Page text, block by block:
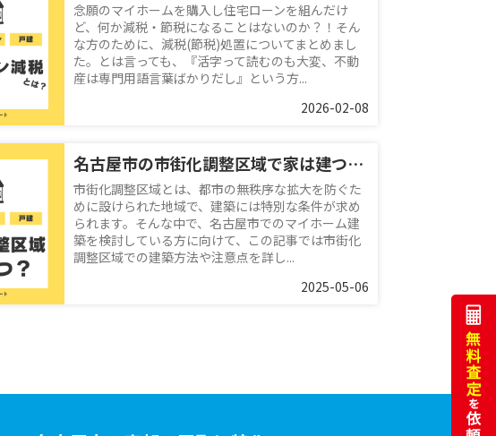
念願のマイホームを購入し住宅ローンを組んだけ
ど、何か減税・節税になることはないのか？！そん
な方のために、減税(節税)処置についてまとめまし
た。とは言っても、『活字って読むのも大変、不動
産は専門用語言葉ばかりだし』という方...
2026-02-08
名古屋市の市街化調整区域で家は建つ？再建築方法を【名古屋空き家・相続不動産売却センター】が解説
市街化調整区域とは、都市の無秩序な拡大を防ぐた
めに設けられた地域で、建築には特別な条件が求め
られます。そんな中で、名古屋市でのマイホーム建
築を検討している方に向けて、この記事では市街化
調整区域での建築方法や注意点を詳し...
2025-05-06